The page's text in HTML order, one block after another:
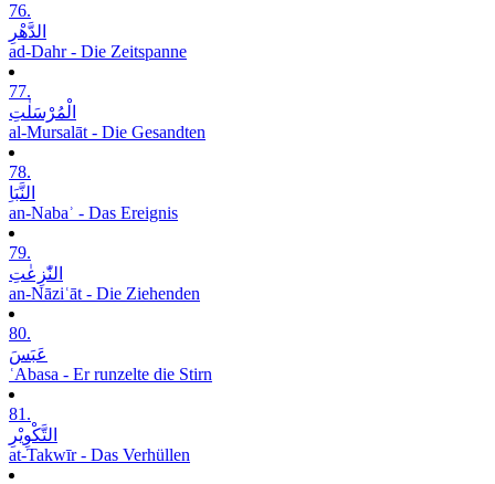
76.
الدَّھْرِ
ad-Dahr - Die Zeitspanne
77.
الْمُرْسَلٰتِ
al-Mursalāt - Die Gesandten
78.
النَّبَاِ
an-Nabaʾ - Das Ereignis
79.
النّٰزِعٰتِ
an-Nāziʿāt - Die Ziehenden
80.
عَبَسَ
ʿAbasa - Er runzelte die Stirn
81.
التَّکْوِیْرِ
at-Takwīr - Das Verhüllen